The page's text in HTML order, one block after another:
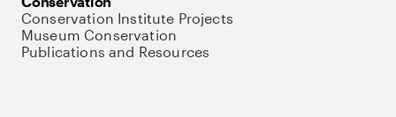
Conservation Institute Projects
Museum Conservation
Publications and Resources